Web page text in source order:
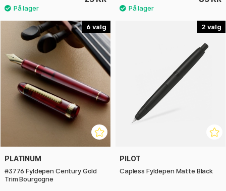
6
PLATINUM
#3776 Fyldepen Century Gold
Trim Bourgogne
2
PILOT
Capless Fyldepen Matte Black